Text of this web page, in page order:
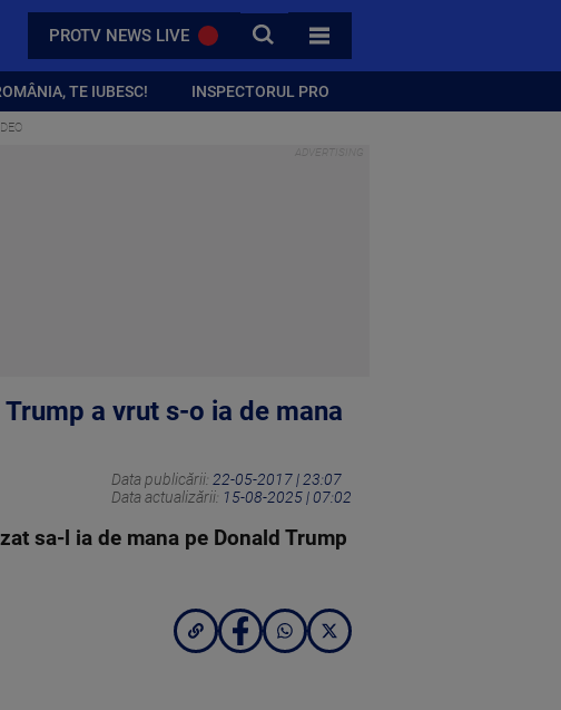
PROTV NEWS LIVE CAUTA
TOATE CATEGORIILE
TE IUBESC! INSPECTORUL PRO
a vrut s-o ia de mana
Data publicării: 22-05-2017 | 23:07
Data actualizării: 15-08-2025 | 07:02
sa-l ia de mana pe Donald Trump